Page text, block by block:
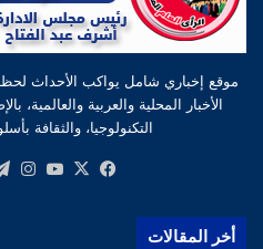
موقع إخباري شامل يواكب الأحداث
الأخبار المحلية والعربية والعالمية،
التكنولوجيا، والثقافة
فيسبوك
‫X
أخر المقالات